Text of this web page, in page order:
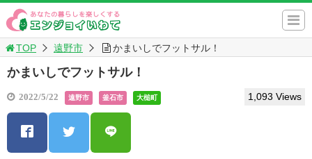
TOP 遠野市 かまいしでフットサル！
かまいしでフットサル！
2022/5/22 遠野市 釜石市 大槌町 1,093 Views